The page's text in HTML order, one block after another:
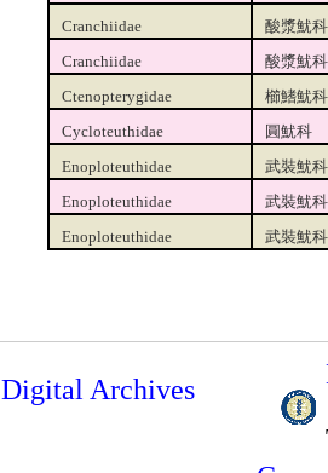
Cranchiidae 酸漿魷科
Cranchiidae 酸漿魷科
Ctenopterygidae 櫛鰭魷科
Cycloteuthidae 圓魷科
Enoploteuthidae 武裝魷科
Enoploteuthidae 武裝魷科
Enoploteuthidae 武裝魷科
Digital Archives